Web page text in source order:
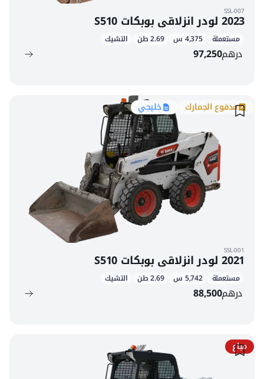
SSL-007
2023 لودر انزلاقي بوبكات S510
مستعملة 4,375 س 2.69 طن التشيك
درهم97,250
مدفوع الجمارك خليجي
SSL-001
2021 لودر انزلاقي بوبكات S510
مستعملة 5,742 س 2.69 طن التشيك
درهم88,500
مباع